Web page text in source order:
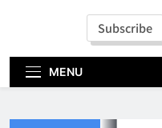
Subscribe
MENU